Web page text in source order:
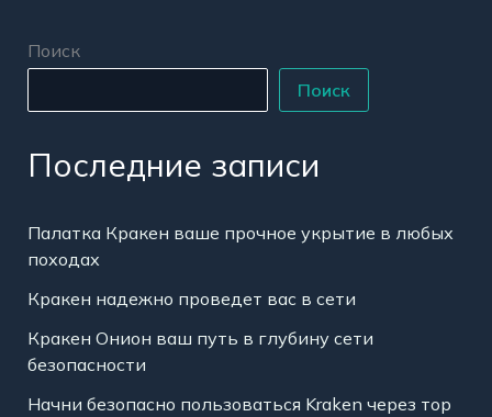
Поиск
Поиск
Последние записи
Палатка Кракен ваше прочное укрытие в любых
походах
Кракен надежно проведет вас в сети
Кракен Онион ваш путь в глубину сети
безопасности
Начни безопасно пользоваться Kraken через тор